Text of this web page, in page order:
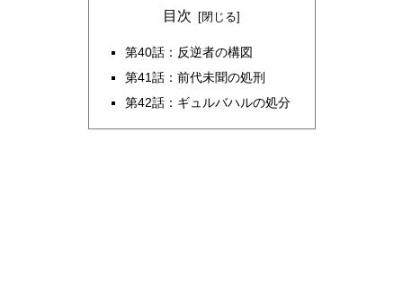
目次
第40話：反逆者の構図
第41話：前代未聞の処刑
第42話：ギュルバハルの処分